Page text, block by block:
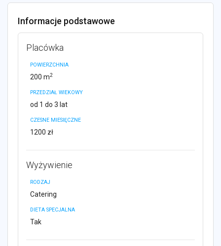
Informacje podstawowe
Placówka
POWIERZCHNIA
200 m2
PRZEDZIAŁ WIEKOWY
od 1 do 3 lat
CZESNE MIESIĘCZNE
1200 zł
Wyżywienie
RODZAJ
Catering
DIETA SPECJALNA
Tak